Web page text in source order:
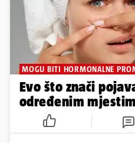
MOGU BITI HORMONALNE
Evo što znači
određenim